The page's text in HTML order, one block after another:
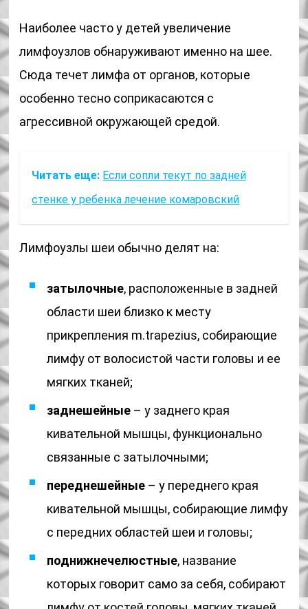
Наиболее часто у детей увеличение
лимфоузлов обнаруживают именно на шее.
Сюда течет лимфа от органов, которые
особенно тесно соприкасаются с
агрессивной окружающей средой.
Читать еще: Если сопли текут по задней
стенке у ребенка лечение комаровский
Лимфоузлы шеи обычно делят на:
затылочные, расположенные в задней
области шеи близко к месту
прикрепления m.trapezius, собирающие
лимфу от волосистой части головы и ее
мягких тканей;
заднешейные – у заднего края
кивательной мышцы, функционально
связанные с затылочными;
переднешейные – у переднего края
кивательной мышцы, собирающие лимфу
с передних областей шеи и головы;
поднижнечелюстные, название
которых говорит само за себя, собирают